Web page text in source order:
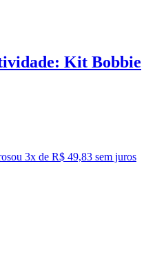
Kit Bobbie
ou 3x de R$ 49,83 sem juros